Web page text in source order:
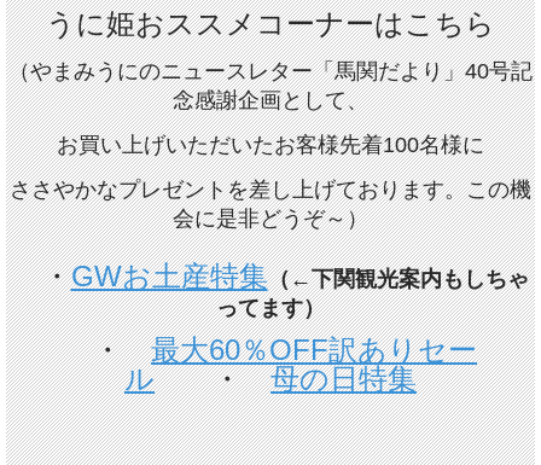
うに姫おススメコーナーはこちら
（やまみうにのニュースレター「馬関だより」40号記
念感謝企画として、
お買い上げいただいたお客様先着100名様に
ささやかなプレゼントを差し上げております。この機
会に是非どうぞ～）
・GWお土産特集（←下関観光案内もしちゃ
ってます）
・最大60％OFF訳ありセー
ル
・母の日特集